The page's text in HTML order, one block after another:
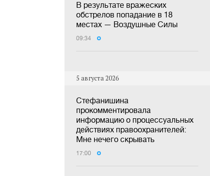
В результате вражеских
обстрелов попадание в 18
местах — Воздушные Силы
09:34
5 августа 2026
Стефанишина
прокомментировала
информацию о процессуальных
действиях правоохранителей:
Мне нечего скрывать
17:00